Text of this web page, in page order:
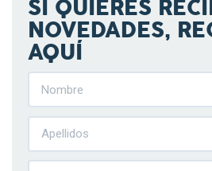
SI QUIERES
NOVEDADES,
AQUÍ